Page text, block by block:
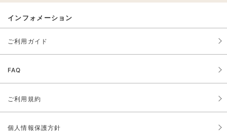
インフォメーション
ご利用ガイド
FAQ
ご利用規約
個人情報保護方針